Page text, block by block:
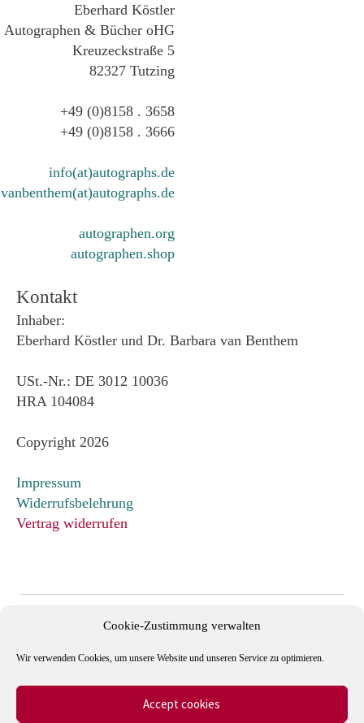
Cookie-Zustimmung verwalten
Wir verwenden Cookies, um unsere Website und unseren Service zu optimieren.
Accept cookies
Eberhard Köstler
Autographen & Bücher oHG
Kreuzeckstraße 5
82327 Tutzing
+49 (0)8158 . 3658
+49 (0)8158 . 3666
info(at)autographs.de
vanbenthem(at)autographs.de
autographen.org
autographen.shop
Kontakt
Inhaber:
Eberhard Köstler und Dr. Barbara van Benthem
USt.-Nr.: DE 3012 10036
HRA 104084
Copyright 2026
Impressum
Widerrufsbelehrung
Vertrag widerrufen